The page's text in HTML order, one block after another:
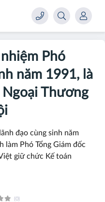
Phó
năm 1991, là
Thương
đạo cùng sinh năm
làm Phó Tổng Giám đốc
giữ chức Kế toán
(0)